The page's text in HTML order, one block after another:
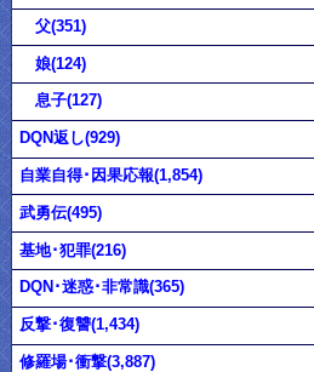
父(351)
娘(124)
息子(127)
DQN返し(929)
自業自得･因果応報(1,854)
武勇伝(495)
基地･犯罪(216)
DQN･迷惑･非常識(365)
反撃･復讐(1,434)
修羅場･衝撃(3,887)